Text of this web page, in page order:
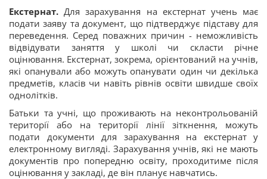
Екстернат.Для зарахування на екстернат учень має
подати заяву та документ, що підтверджує підставу для
переведення. Серед поважних причин - неможливість
відвідувати заняття у школі чи скласти річне
оцінювання. Екстернат, зокрема, орієнтований на учнів,
які опанували або можуть опанувати один чи декілька
предметів, класів чи навіть рівнів освіти швидше своїх
однолітків.
Батьки та учні, що проживають на неконтрольованій
території або на території лінії зіткнення, можуть
подати документи для зарахування на екстернат у
електронному вигляді. Зарахування учнів, які не мають
документів про попередню освіту, проходитиме після
оцінювання у закладі, де він планує навчатись.